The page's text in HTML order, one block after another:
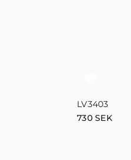
LV3403
730SEK